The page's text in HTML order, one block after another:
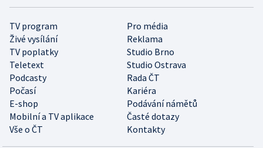
TV program
Pro média
Živé vysílání
Reklama
TV poplatky
Studio Brno
Teletext
Studio Ostrava
Podcasty
Rada ČT
Počasí
Kariéra
E-shop
Podávání námětů
Mobilní a TV aplikace
Časté dotazy
Vše o ČT
Kontakty